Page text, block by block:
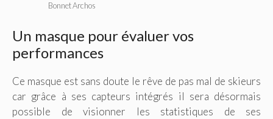
Bonnet Archos
Un masque pour évaluer vos
performances
Ce masque est sans doute le rêve de pas mal de skieurs
car grâce à ses capteurs intégrés il sera désormais
possible de visionner les statistiques de ses